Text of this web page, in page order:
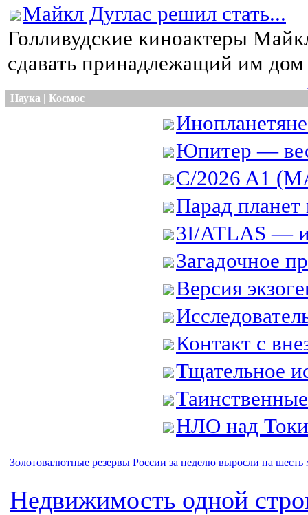
Майкл Дуглас решил стать...
Голливудские киноактеры
сдавать принадлежащий им дом
Наука | Космос
Юпитер —
C/2026 A1
Парад планет
3I/ATLAS —
Загадочное
Версия
Контакт с
Тщательное
НЛО над
Золотовалютные резервы России за неделю выросли на шесть
Недвижимость одной